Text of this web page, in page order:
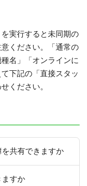
実行すると未同期の
ください。「通常の
名」「オンラインに
下記の「直接スタッ
ください。
共有できますか
ますか